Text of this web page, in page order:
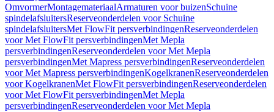
OmvormerMontagemateriaalArmaturen voor buizenSchuine
spindelafsluitersReserveonderdelen voor Schuine
spindelafsluitersMet FlowFit persverbindingenReserveonderdelen
voor Met FlowFit persverbindingenMet Mepla
persverbindingenReserveonderdelen voor Met Mepla
persverbindingenMet Mapress persverbindingenReserveonderdelen
voor Met Mapress persverbindingenKogelkranenReserveonderdelen
voor KogelkranenMet FlowFit persverbindingenReserveonderdelen
voor Met FlowFit persverbindingenMet Mepla
persverbindingenReserveonderdelen voor Met Mepla